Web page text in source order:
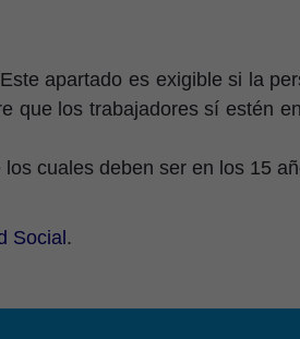
apartado es exigible si la
que los trabajadores sí estén
cuales deben ser en los 15
Social .